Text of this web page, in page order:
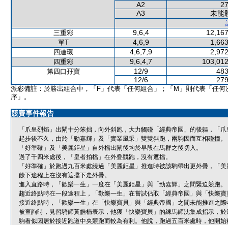
A2
A3
未能
三重彩
9,6,4
單T 4,6,9
四連環 4,6,7,9
四重彩 9,6,4,7
第四口孖寶 12/9
12/6
派彩備註：於勝出組合中，「F」代表「任何組合」；「M」則代表「任何
序」。
競賽事件報告
「爪皇烈焰」出閘十分笨拙，向外斜跑，大力觸碰「經典帝國」的後軀，「
起步後不久，由於「勁嘉輝」及「實業風采」雙雙斜跑，兩駒因而互相碰撞。
「好準確」及「美麗鉅星」自外檔出閘後均於早段在馬群之後切入。
過了千四米處後，「皇者拍檔」在外疊競跑，沒有遮擋。
「好準確」於跑過九百米處繞過「美麗鉅星」推進時被該駒帶出更外疊，「
餘下途程上在沒有遮擋下走外疊。
進入直路時，「歡樂一生」一度在「美麗鉅星」與「勁嘉輝」之間緊迫競跑。
趨近終點時在一段途程上，「歡樂一生」在嘗試佔取「經典帝國」與「快樂
接近終點時，「歡樂一生」在「快樂寶貝」與「經典帝國」之間未能推進之
被查詢時，見習騎師黃皓楠表示，他獲「快樂寶貝」的練馬師沈集成指示，
駒看似因居於接近跑道中央競跑而較為有利。他說，跑過五百米處時，他開